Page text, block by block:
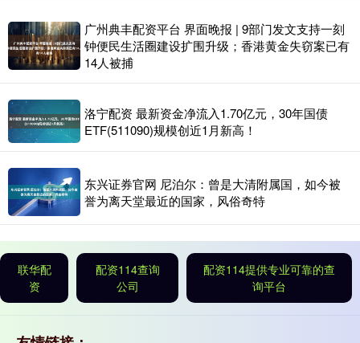
广州典丰配资平台 界面晚报 | 9部门发文支持一刻
钟便民生活圈建设扩围升级；香港黄金失窃案已有
14人被捕
洛宁配资 最新资金净流入1.70亿元，30年国债
ETF(511090)规模创近1月新高！
东兴证券官网 尼泊尔：曾是大清附属国，如今被
誉为离天堂最近的国家，风俗奇特
联华配
资
配资114查询
公司
配资114提供专业可靠的查
询平台